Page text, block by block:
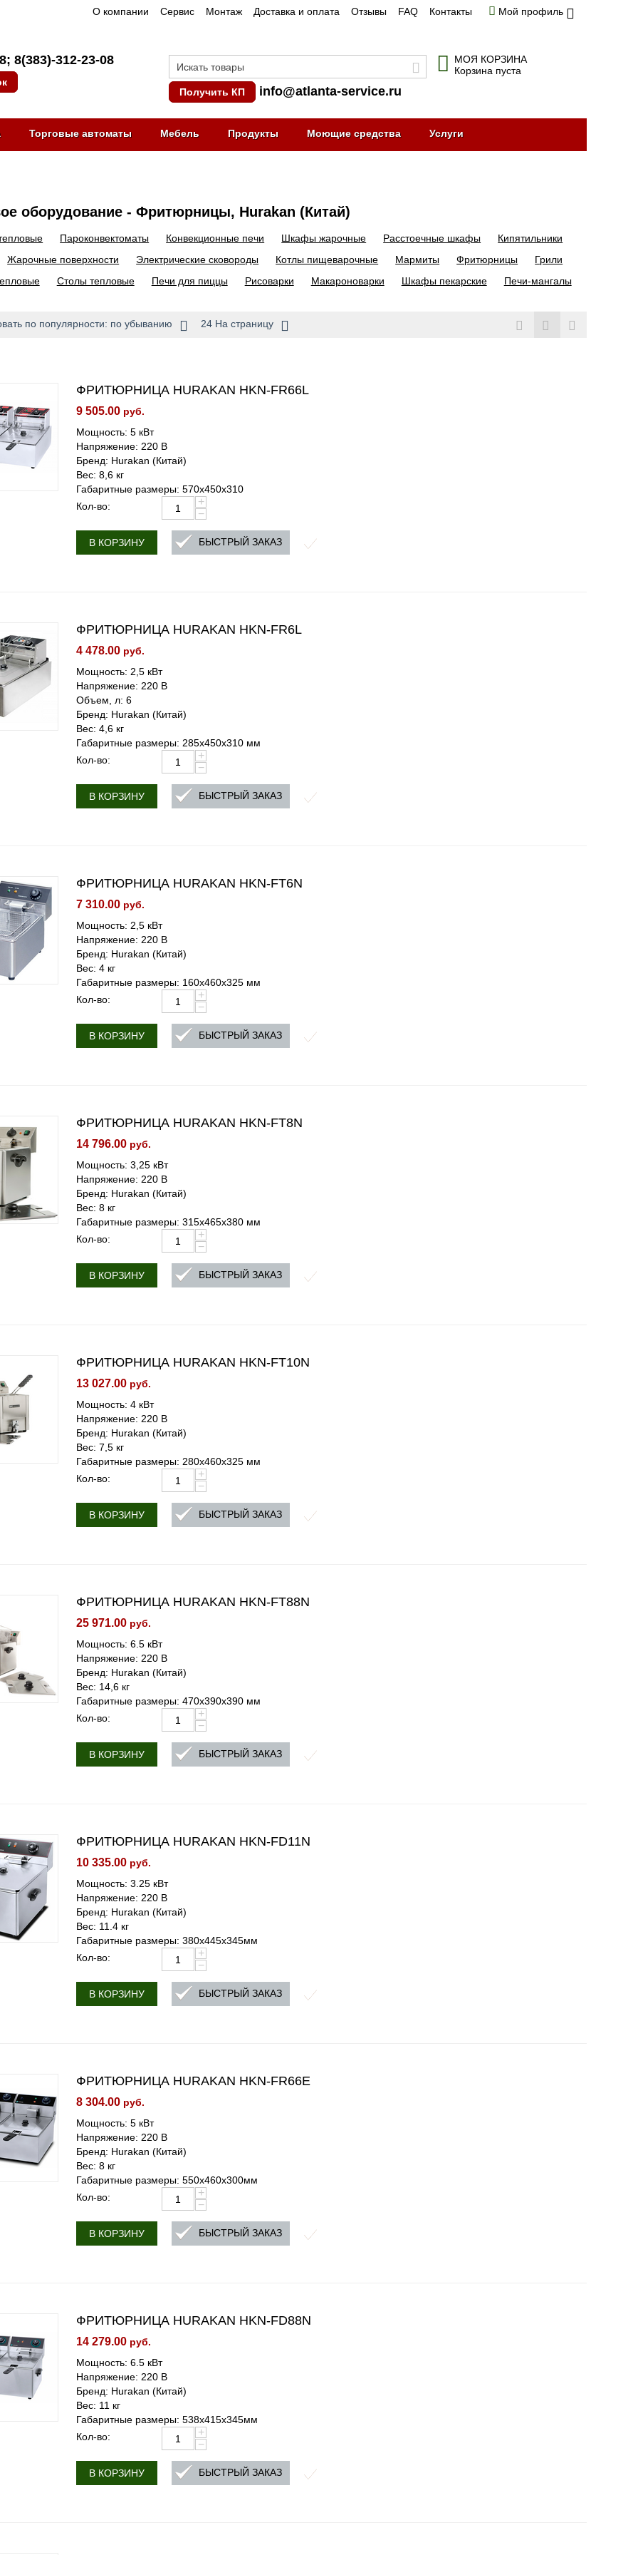
О компании Сервис Монтаж Доставка и оплата Отзывы FAQ Контакты Мой профиль
; 8(383)-312-23-08
Получить КП
info@atlanta-service.ru
МОЯ КОРЗИНА
Корзина пуста
Торговые автоматы Мебель Продукты Моющие средства Услуги
оборудование - Фритюрницы, Hurakan (Китай)
Пароконвектоматы Конвекционные печи Шкафы жарочные Расстоечные шкафы
Кипятильники
Жарочные поверхности Электрические сковороды Котлы пищеварочные Мармиты Фритюрницы
Грили
Столы тепловые Печи для пиццы Рисоварки Макароноварки Шкафы пекарские Печи-мангалы
по популярности: по убыванию 24 На страницу
ФРИТЮРНИЦА HURAKAN HKN-FR66L
9 505.00 руб.
Мощность: 5 кВт
Напряжение: 220 В
Бренд: Hurakan (Китай)
Вес: 8,6 кг
Габаритные размеры: 570x450x310
Кол-во:
+
−
В КОРЗИНУ БЫСТРЫЙ ЗАКАЗ
ФРИТЮРНИЦА HURAKAN HKN-FR6L
4 478.00 руб.
Мощность: 2,5 кВт
Напряжение: 220 В
Объем, л: 6
Бренд: Hurakan (Китай)
Вес: 4,6 кг
Габаритные размеры: 285x450x310 мм
Кол-во:
+
−
В КОРЗИНУ БЫСТРЫЙ ЗАКАЗ
ФРИТЮРНИЦА HURAKAN HKN-FT6N
7 310.00 руб.
Мощность: 2,5 кВт
Напряжение: 220 В
Бренд: Hurakan (Китай)
Вес: 4 кг
Габаритные размеры: 160x460x325 мм
Кол-во:
+
−
В КОРЗИНУ БЫСТРЫЙ ЗАКАЗ
ФРИТЮРНИЦА HURAKAN HKN-FT8N
14 796.00 руб.
Мощность: 3,25 кВт
Напряжение: 220 В
Бренд: Hurakan (Китай)
Вес: 8 кг
Габаритные размеры: 315x465x380 мм
Кол-во:
+
−
В КОРЗИНУ БЫСТРЫЙ ЗАКАЗ
ФРИТЮРНИЦА HURAKAN HKN-FT10N
13 027.00 руб.
Мощность: 4 кВт
Напряжение: 220 В
Бренд: Hurakan (Китай)
Вес: 7,5 кг
Габаритные размеры: 280x460x325 мм
Кол-во:
+
−
В КОРЗИНУ БЫСТРЫЙ ЗАКАЗ
ФРИТЮРНИЦА HURAKAN HKN-FT88N
25 971.00 руб.
Мощность: 6.5 кВт
Напряжение: 220 В
Бренд: Hurakan (Китай)
Вес: 14,6 кг
Габаритные размеры: 470х390х390 мм
Кол-во:
+
−
В КОРЗИНУ БЫСТРЫЙ ЗАКАЗ
ФРИТЮРНИЦА HURAKAN HKN-FD11N
10 335.00 руб.
Мощность: 3.25 кВт
Напряжение: 220 В
Бренд: Hurakan (Китай)
Вес: 11.4 кг
Габаритные размеры: 380x445x345мм
Кол-во:
+
−
В КОРЗИНУ БЫСТРЫЙ ЗАКАЗ
ФРИТЮРНИЦА HURAKAN HKN-FR66E
8 304.00 руб.
Мощность: 5 кВт
Напряжение: 220 В
Бренд: Hurakan (Китай)
Вес: 8 кг
Габаритные размеры: 550x460x300мм
Кол-во:
+
−
В КОРЗИНУ БЫСТРЫЙ ЗАКАЗ
ФРИТЮРНИЦА HURAKAN HKN-FD88N
14 279.00 руб.
Мощность: 6.5 кВт
Напряжение: 220 В
Бренд: Hurakan (Китай)
Вес: 11 кг
Габаритные размеры: 538x415x345мм
Кол-во:
+
−
В КОРЗИНУ БЫСТРЫЙ ЗАКАЗ